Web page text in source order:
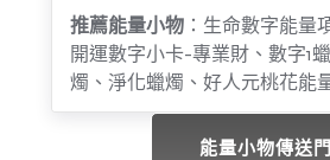
推薦能量小物 ：生命數字能量
開運數字小卡-專業財、數字1
燭、淨化蠟燭、好人元桃花能
能量小物傳送門